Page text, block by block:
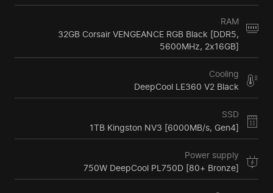
32GB Corsair VENGEANCE RGB Black [DDR5,
5600MHz, 2x16GB]
DeepCool LE360 V2 Black
1TB Kingston NV3 [6000MB/s, Gen4]
750W DeepCool PL750D [80+ Bronze]